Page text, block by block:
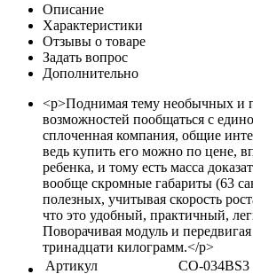
Описание
Характеристики
Отзывы о товаре
Задать вопрос
Дополнительно
<p>Поднимая тему необычных и
возможностей пообщаться с
сплоченная компания, общие
ведь купить его можно по цене,
ребенка, и тому есть масса
вообще скромные габариты (63
полезных, учитывая скорость
что это удобный, практичный,
Поворачивая модуль и
тринадцати килограмм.</p>
Артикул
CO-034BS3